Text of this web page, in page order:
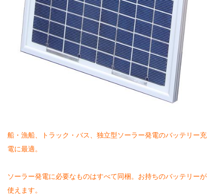
船・漁船、トラック・バス、独立型ソーラー発電のバッテリー充
電に最適。
ソーラー発電に必要なものはすべて同梱。お持ちのバッテリーが
使えます。